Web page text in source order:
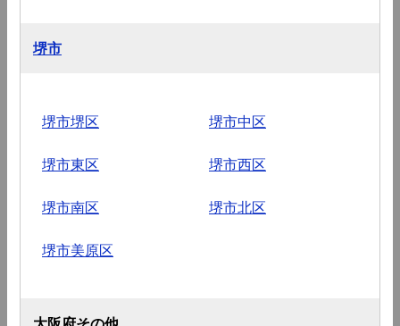
堺市
堺市堺区 堺市中区
堺市東区 堺市西区
堺市南区 堺市北区
堺市美原区